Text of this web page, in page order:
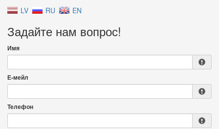
LV RU EN
Задайте нам вопрос!
Имя
Е-мейл
Телефон